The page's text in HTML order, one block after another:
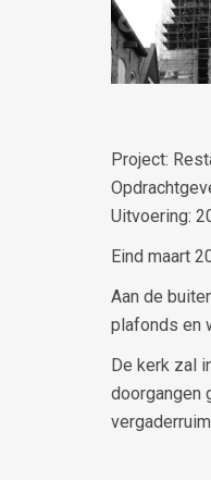
Project:
Uitvoering:
Eind maart
Aan de
plafonds en
De kerk zal
doorgangen